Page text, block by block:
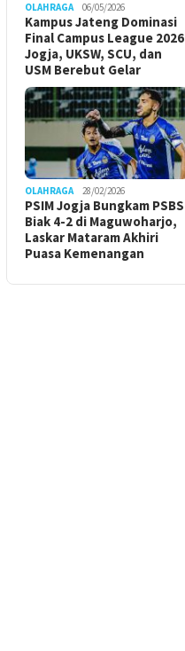
OLAHRAGA 06/05/2026
Kampus Jateng Dominasi
Final Campus League 2026
Jogja, UKSW, SCU, dan
USM Berebut Gelar
OLAHRAGA 28/02/2026
PSIM Jogja Bungkam PSBS
Biak 4-2 di Maguwoharjo,
Laskar Mataram Akhiri
Puasa Kemenangan